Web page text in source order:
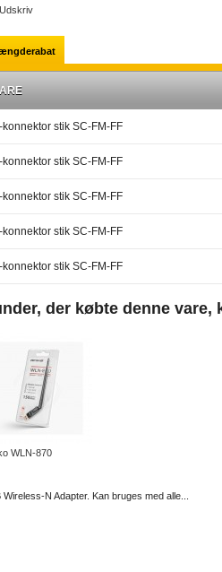
Udskriv
konnektor stik SC-FM-FF
konnektor stik SC-FM-FF
konnektor stik SC-FM-FF
konnektor stik SC-FM-FF
konnektor stik SC-FM-FF
der købte denne vare,
WLN-870
Wireless-N Adapter. Kan bruges med alle...